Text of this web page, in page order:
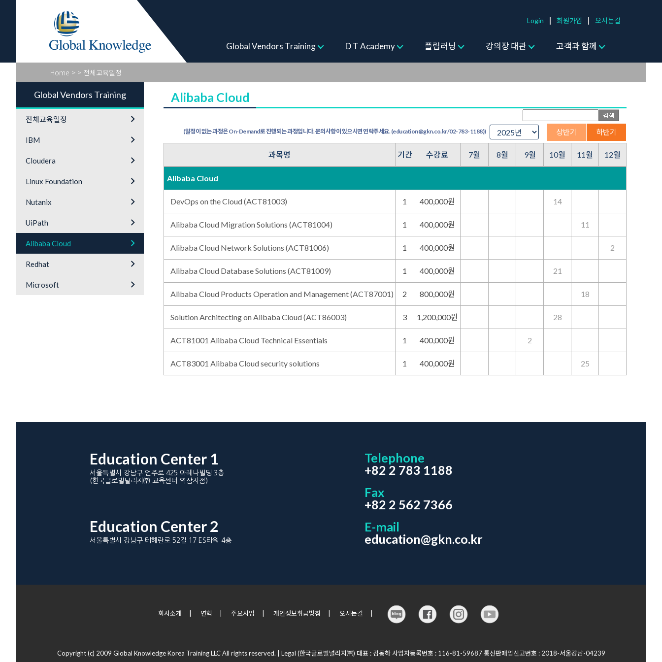
Login 회원가입 오시는길
Global Vendors Training D T Academy 플립러닝 강의장 대관 고객과 함께
Global Vendors Training
Home > > 전체교육일정
Global Vendors Training
전체교육일정 keyboard_arrow_right
IBM keyboard_arrow_right
Cloudera keyboard_arrow_right
Linux Foundation keyboard_arrow_right
Nutanix keyboard_arrow_right
UiPath keyboard_arrow_right
Alibaba Cloud keyboard_arrow_right
Redhat keyboard_arrow_right
Microsoft keyboard_arrow_right
Alibaba Cloud
(일정이 없는 과정은 On-Demand로 진행되는 과정입니다. 문의사항이 있으시면 연락주세요. (education@gkn.co.kr/02-783-1188)) 상반기 하반기
과목명 기간 수강료 7월 8월 9월 10월 11월 12월
Alibaba Cloud
DevOps on the Cloud (ACT81003) 1 400,000원 14
Alibaba Cloud Migration Solutions (ACT81004) 1 400,000원 11
Alibaba Cloud Network Solutions (ACT81006) 1 400,000원 2
Alibaba Cloud Database Solutions (ACT81009) 1 400,000원 21
Alibaba Cloud Products Operation and Management (ACT87001) 2 800,000원 18
Solution Architecting on Alibaba Cloud (ACT86003) 3 1,200,000원 28
ACT81001 Alibaba Cloud Technical Essentials 1 400,000원 2
ACT83001 Alibaba Cloud security solutions 1 400,000원 25
Education Center 1
서울특별시 강남구 언주로 425 아레나빌딩 3층
(한국글로벌널리지㈜ 교육센터 역삼지점)
Education Center 2
서울특별시 강남구 테헤란로 52길 17 ES타워 4층
Telephone
+82 2 783 1188
Fax
+82 2 562 7366
E-mail
education@gkn.co.kr
회사소개 연혁 주요사업 개인정보취급방침 오시는길
Copyright (c) 2009 Global Knowledge Korea Training LLC All rights reserved. | Legal (한국글로벌널리지㈜) 대표 : 김동하 사업자등록번호 : 116-81-59687 통신판매업신고번호 : 2018-서울강남-04239